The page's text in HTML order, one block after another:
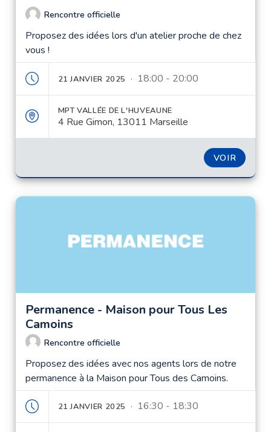
Rencontre officielle
Proposez des idées lors d'un atelier proche de chez
vous !
21 JANVIER 2025 · 18:00 - 20:00
MPT VALLÉE DE L'HUVEAUNE
4 Rue Gimon, 13011 Marseille
VOIR
Permanence - Maison pour Tous Les
Camoins
Rencontre officielle
Proposez des idées avec nos agents lors de notre
permanence à la Maison pour Tous des Camoins.
21 JANVIER 2025 · 16:30 - 18:30